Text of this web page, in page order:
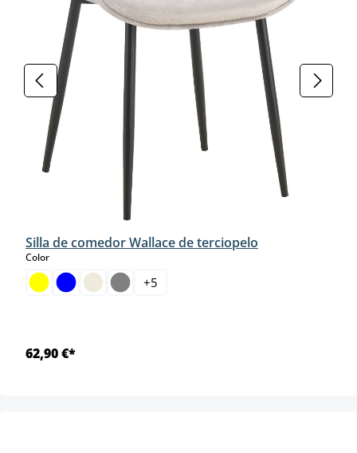
Silla de comedor Wallace de terciopelo
Colorselect
+5
62,90 €*